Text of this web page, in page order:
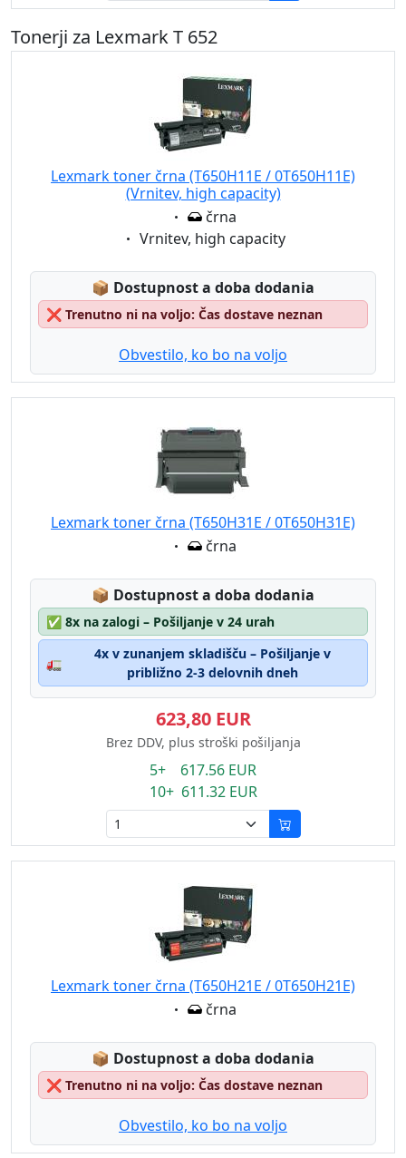
Tonerji za Lexmark T 652
Lexmark toner črna (T650H11E / 0T650H11E)
(Vrnitev, high capacity)
Eigenschaft:
črna
Eigenschaft:
Vrnitev, high capacity
📦 Lagerstatus:
Dostupnost a doba dodania
❌ Trenutno ni na voljo: Čas dostave neznan
Obvestilo, ko bo na voljo
Lexmark toner črna (T650H31E / 0T650H31E)
Eigenschaft:
črna
📦 Lagerstatus:
Dostupnost a doba dodania
✅ 8x na zalogi – Pošiljanje v 24 urah
🚛
4x v zunanjem skladišču – Pošiljanje v
približno 2-3 delovnih dneh
623,80 EUR
Brez DDV, plus stroški pošiljanja
5+ 617.56 EUR
10+ 611.32 EUR
Lexmark toner črna (T650H21E / 0T650H21E)
Eigenschaft:
črna
📦 Lagerstatus:
Dostupnost a doba dodania
❌ Trenutno ni na voljo: Čas dostave neznan
Obvestilo, ko bo na voljo